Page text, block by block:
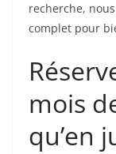
recherche,
complet pour
mois
qu’en